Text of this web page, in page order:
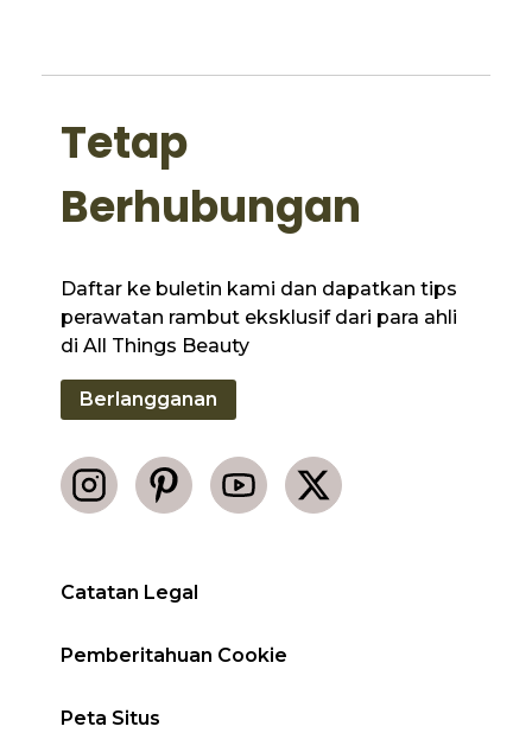
Catatan Legal
Pemberitahuan Cookie
Peta Situs
Tetap
Berhubungan
Daftar ke buletin kami dan dapatkan tips
perawatan rambut eksklusif dari para ahli
di All Things Beauty
Berlangganan